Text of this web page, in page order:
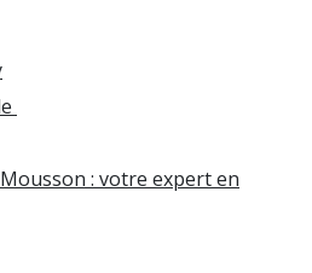
: votre expert en